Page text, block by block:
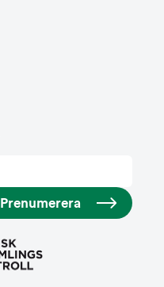
Prenumerera